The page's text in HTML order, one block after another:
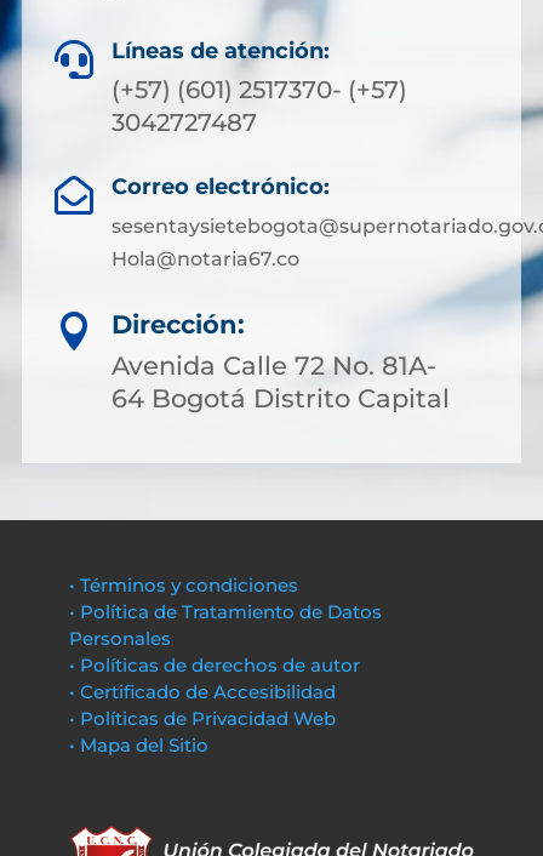
 Líneas de atención:
(+57) (601) 2517370- (+57)
3042727487
 Correo electrónico:
Hola@notaria67.co

Dirección:
Avenida Calle 72 No. 81A-
64 Bogotá Distrito Capital
• Términos y condiciones
• Política de Tratamiento de Datos
Personales
• Políticas de derechos de autor
• Certificado de Accesibilidad
• Políticas de Privacidad Web
• Mapa del Sitio